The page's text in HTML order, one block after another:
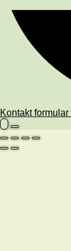
Kontakt formular